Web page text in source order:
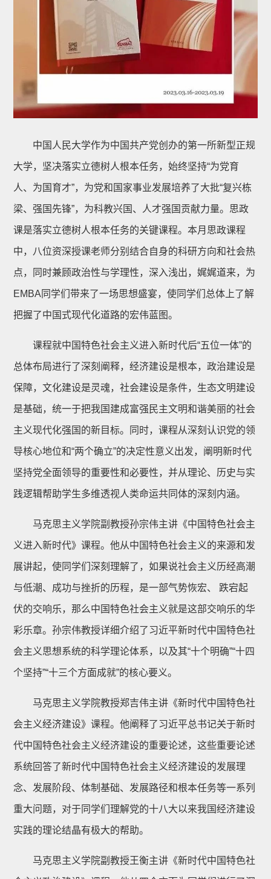
中国人民大学作为中国共产党创办的第一所新型正规
大学，坚决落实立德树人根本任务，始终坚持“为党育
人、为国育才”，为党和国家事业发展培养了大批“复兴栋
梁、强国先锋”，为科教兴国、人才强国贡献力量。思政
课是落实立德树人根本任务的关键课程。本月思政课程
中，八位资深授课老师分别结合自身的科研方向和社会热
点，同时兼顾政治性与学理性，深入浅出，娓娓道来，为
EMBA同学们带来了一场思想盛宴，使同学们总体上了解
把握了中国式现代化道路的宏伟蓝图。
课程就中国特色社会主义进入新时代后“五位一体”的
总体布局进行了深刻阐释，经济建设是根本，政治建设是
保障，文化建设是灵魂，社会建设是条件，生态文明建设
是基础，统一于把我国建成富强民主文明和谐美丽的社会
主义现代化强国的新目标。同时，课程从深刻认识党的领
导核心地位和“两个确立”的决定性意义出发，阐明新时代
坚持党全面领导的重要性和必要性，并从理论、历史与实
践逻辑帮助学生多维透视人类命运共同体的深刻内涵。
马克思主义学院副教授孙宗伟主讲《中国特色社会主
义进入新时代》课程。他从中国特色社会主义的来源和发
展讲起，使同学们深刻理解了，如果说社会主义历经高潮
与低潮、成功与挫折的历程，是一部气势恢宏、 跌宕起
伏的交响乐，那么中国特色社会主义就是这部交响乐的华
彩乐章。孙宗伟教授详细介绍了习近平新时代中国特色社
会主义思想系统的科学理论体系，以及其“十个明确”“十四
个坚持”“十三个方面成就”的核心要义。
马克思主义学院教授郑吉伟主讲《新时代中国特色社
会主义经济建设》课程。他阐释了习近平总书记关于新时
代中国特色社会主义经济建设的重要论述，这些重要论述
系统回答了新时代中国特色社会主义经济建设的发展理
念、发展阶段、体制基础、发展路径和根本任务等一系列
重大问题，对于同学们理解党的十八大以来我国经济建设
实践的理论结晶有极大的帮助。
马克思主义学院副教授王衡主讲《新时代中国特色社